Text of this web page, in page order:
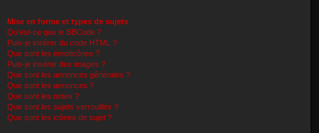
Mise en forme et types de sujets
Qu’est-ce que le BBCode ?
Puis-je insérer du code HTML ?
Que sont les émoticônes ?
Puis-je insérer des images ?
Que sont les annonces générales ?
Que sont les annonces ?
Que sont les notes ?
Que sont les sujets verrouillés ?
Que sont les icônes de sujet ?